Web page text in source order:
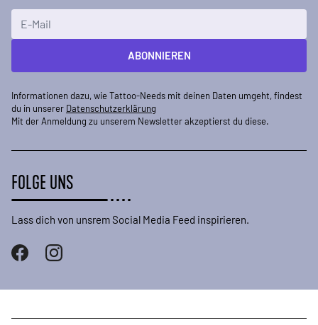
ABONNIEREN
Informationen dazu, wie Tattoo-Needs mit deinen Daten umgeht, findest
du in unserer Datenschutzerklärung
Mit der Anmeldung zu unserem Newsletter akzeptierst du diese.
FOLGE UNS
Lass dich von unsrem Social Media Feed inspirieren.